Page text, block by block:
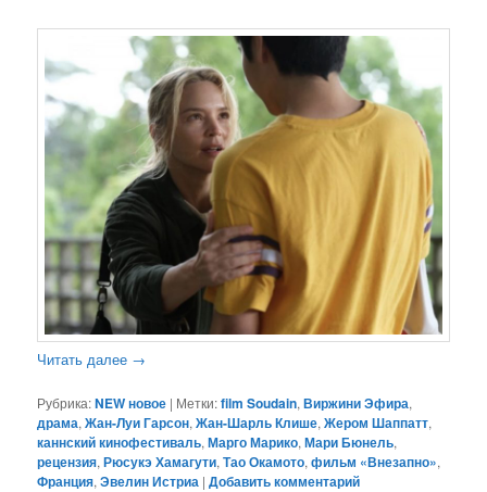
Читать далее →
Рубрика:NEW новое | Метки:film Soudain,Виржини Эфира,
драма,Жан-Луи Гарсон,Жан-Шарль Клише,Жером Шаппатт,
каннский кинофестиваль,Марго Марико,Мари Бюнель,
рецензия,Рюсукэ Хамагути,Тао Окамото,фильм «Внезапно»,
Франция,Эвелин Истриа |Добавить комментарий